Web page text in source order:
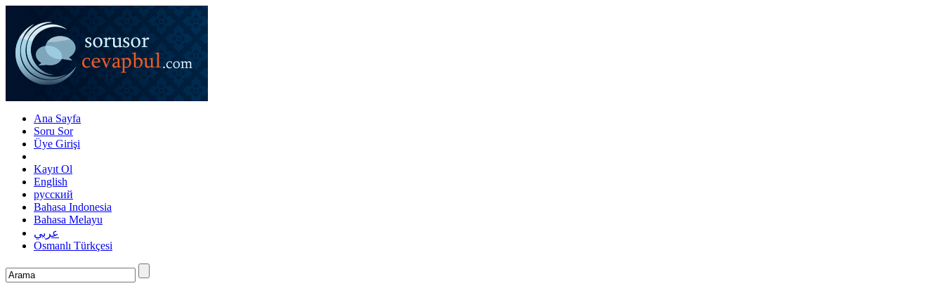
Ana Sayfa
Soru Sor
Üye Girişi
Kayıt Ol
English
русский
Bahasa Indonesia
Bahasa Melayu
عربي
Osmanlı Türkçesi